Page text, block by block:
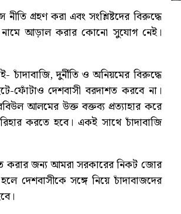
গ্রহণ করা এবং সংশ্লিষ্টদের বিরুদ্ধে
নামে আড়াল করার কোনো সুযোগ নেই।
চাঁদাবাজি, দুর্নীতি ও অনিয়মের বিরুদ্ধে
ফোঁটাও দেশবাসী বরদাশত করবে না।
আলমের উক্ত বক্তব্য প্রত্যাহার করে
করতে হবে। একই সাথে চাঁদাবাজি
করার জন্য আমরা সরকারের নিকট জোর
দেশবাসীকে সঙ্গে নিয়ে চাঁদাবাজদের